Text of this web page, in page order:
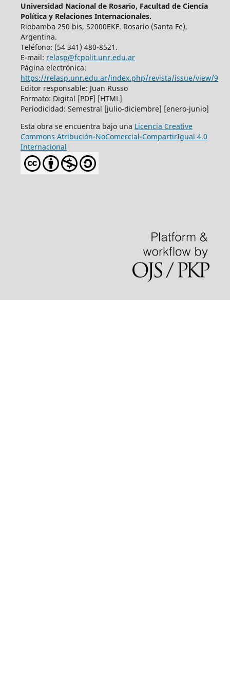
Universidad Nacional de Rosario, Facultad de Ciencia
Política y Relaciones Internacionales.
Riobamba 250 bis, S2000EKF. Rosario (Santa Fe),
Argentina.
Teléfono: (54 341) 480-8521.
E-mail: relasp@fcpolit.unr.edu.ar
Página electrónica:
https://relasp.unr.edu.ar/index.php/revista/issue/view/9
Editor responsable: Juan Russo
Formato: Digital [PDF] [HTML]
Periodicidad: Semestral [julio-diciembre] [enero-junio]
Esta obra se encuentra bajo una Licencia Creative
Commons Atribución-NoComercial-CompartirIgual 4.0
Internacional